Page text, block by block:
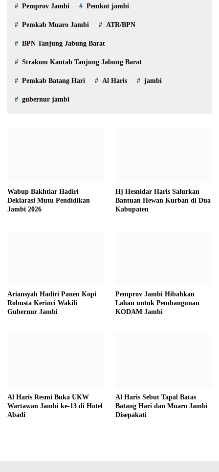
Pemprov Jambi Pemkot jambi
Pemkab Muaro Jambi ATR/BPN
BPN Tanjung Jabung Barat
Strakom Kantah Tanjung Jabung Barat
Pemkab Batang Hari Al Haris jambi
gubernur jambi
Wabup Bakhtiar Hadiri
Deklarasi Mutu Pendidikan
Jambi 2026
Hj Hesnidar Haris Salurkan
Bantuan Hewan Kurban di Dua
Kabupaten
Ariansyah Hadiri Panen Kopi
Robusta Kerinci Wakili
Gubernur Jambi
Pemprov Jambi Hibahkan
Lahan untuk Pembangunan
KODAM Jambi
Al Haris Resmi Buka UKW
Wartawan Jambi ke-13 di Hotel
Abadi
Al Haris Sebut Tapal Batas
Batang Hari dan Muaro Jambi
Disepakati